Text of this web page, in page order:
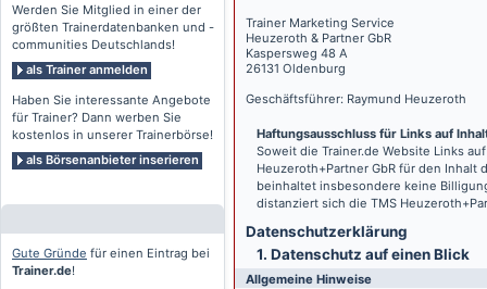
Werden Sie Mitglied in einer der
größten Trainerdatenbanken und -
communities Deutschlands!
als Trainer anmelden
Haben Sie interessante Angebote
für Trainer? Dann werben Sie
kostenlos in unserer Trainerbörse!
als Börsenanbieter inserieren
Gute Gründe für einen Eintrag bei
Trainer.de!
Trainer Marketing Service
Heuzeroth & Partner GbR
Kaspersweg 48 A
26131 Oldenburg
Geschäftsführer: Raymund Heuzeroth
Haftungsausschluss für Links auf
Soweit die Trainer.de Website Links
Heuzeroth+Partner GbR für den Inhalt
beinhaltet insbesondere keine
distanziert sich die TMS
Datenschutz­erklärung
1. Datenschutz auf einen Blick
Allgemeine Hinweise